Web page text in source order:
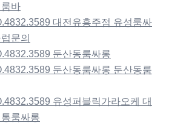
바
대전유흥주점 유성룸싸
문의
둔산동룸싸롱
둔산동룸싸롱 둔산동룸
유성퍼블릭가라오케 대
룸싸롱